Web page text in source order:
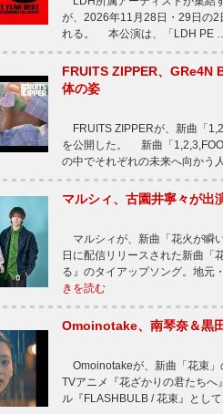
が、2026年11月28日・29日の2
れる。 本公演は、「LDH PE
FRUITS ZIPPER、GRe4N
体の姿
FRUITS ZIPPERが、新曲「
を公開した。 新曲「
の中でそれぞれの未来へ向かう
マルシィ、古園井寧々が出
マルシィが、新曲「花火が瞬
日に配信リリースされた新曲「
る』のタイアップソング。地元
きを読む
Omoinotake、南琴奈＆黒
Omoinotakeが、新曲「花束
TVアニメ『花ざかりの君たち
ル『FLASHBULB / 花束』とし